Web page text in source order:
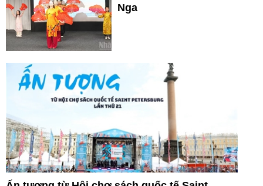
Nga